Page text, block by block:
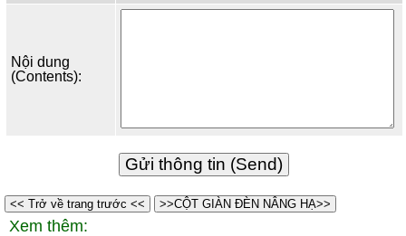
Nội dung
(Contents):
<< Trở về trang trước << >>CỘT GIÀN ĐÈN NÂNG HẠ>>
Xem thêm: